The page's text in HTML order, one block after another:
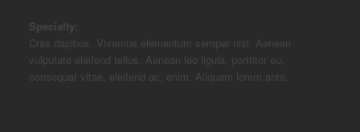
Specialty:
Cras dapibus. Vivamus elementum semper nisi. Aenean
vulputate eleifend tellus. Aenean leo ligula, porttitor eu,
consequat vitae, eleifend ac, enim. Aliquam lorem ante.